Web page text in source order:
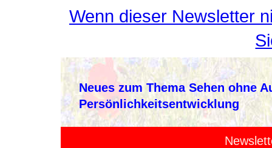
Wenn dieser Newsletter
Neues zum Thema Sehen ohne
Persönlichkeitsentwicklung